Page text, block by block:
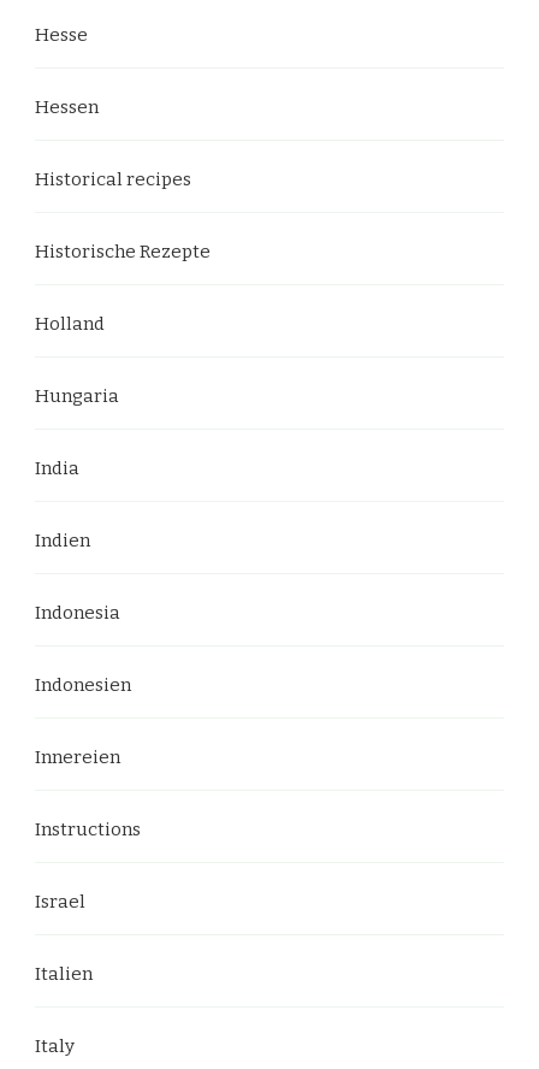
Hesse
Hessen
Historical recipes
Historische Rezepte
Holland
Hungaria
India
Indien
Indonesia
Indonesien
Innereien
Instructions
Israel
Italien
Italy